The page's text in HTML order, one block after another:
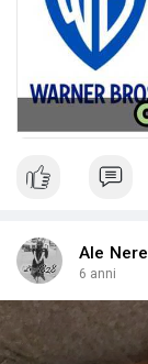
Per questo
piccolo:
Ale
6 anni